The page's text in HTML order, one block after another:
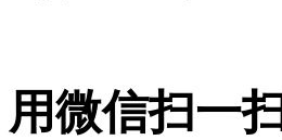
用微信扫一扫